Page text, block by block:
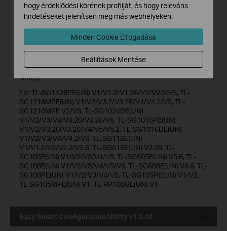
Add support for TL-SG1016DE(UN) V6.0, TL-SG1024DE(UN)
V6.0, TL-SG116E(UN) V2.20, TL-SG1016PE(UN) V5.20, TL-
SG1218MPE(UN) V5.0, TL-SG1428PE(UN) V3.0, TL-
SG616E(UN) V2.26, TL-SG608E(UN) V6.60, TL-SG605E(UN)
V5.60, TL-SG105MPE(UN) V1.0
Notes:
For TL-SG1428PE(UN) V1/V1.2/V1.26/V2/V2.2/V3, TL-
SG1218MPE(UN) V1/V2/V3.2/V3.26/V4/V4.2/V5, TL-
SG1210MPE V2/V3, TL-SG1024DE(UN)
V1/V2/V3/V4/V4.20/V4.26/V6, TL-SG1016PE(UN)
V1/V2/V3.20/V3.26/V4/V5/V5.2, TL-SG1016DE(UN)
V1/V2/V3/V4/V4.2/V6, TL-SG116E(UN)
V1/V1.2/V2/V2.2/V2.6, TL-SG616E(UN) V2.26, TL-
SG105E(UN) V1/V2/V3/V4/V5, TL-SG605E(UN) V5.6, TL-
SG108E(UN) V1/V2/V3/V4/V5/V6, TL-SG608E(UN) V6.6, TL-
SG108PE(UN) V1/V2/V3/V4/V5, TL-SG105PE(UN) V1/V2,
TL-SG105MPE(UN) V1, TL-RP108GE(UN) V1
Easy Smart Configuration Utility v1.3.10
hogy érdeklődési körének profilját, és hogy releváns
hirdetéseket jelenítsen meg más webhelyeken.
Minden Cookie Elfogadása
Beállítások Mentése